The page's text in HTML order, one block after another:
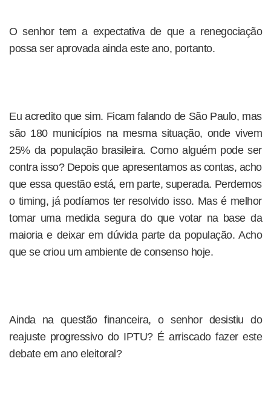
O senhor tem a expectativa de que a renegociação
possa ser aprovada ainda este ano, portanto.
Eu acredito que sim. Ficam falando de São Paulo, mas
são 180 municípios na mesma situação, onde vivem
25% da população brasileira. Como alguém pode ser
contra isso? Depois que apresentamos as contas, acho
que essa questão está, em parte, superada. Perdemos
o timing, já podíamos ter resolvido isso. Mas é melhor
tomar uma medida segura do que votar na base da
maioria e deixar em dúvida parte da população. Acho
que se criou um ambiente de consenso hoje.
Ainda na questão financeira, o senhor desistiu do
reajuste progressivo do IPTU? É arriscado fazer este
debate em ano eleitoral?